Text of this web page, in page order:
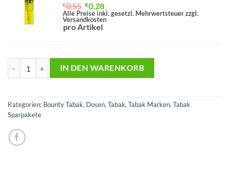
€0,55 Ursprünglicher
Preis
war:
€0,55
€0,28Aktueller
Preis
ist:
Alle Preise inkl. gesetzl. Mehrwertsteuer zzgl.
Versandkosten
pro Artikel
Bounty Tabak Sparangebot Menge
IN DEN WARENKORB
Kategorien: Bounty Tabak, Dosen,Tabak,Tabak Marken,Tabak
Sparpakete